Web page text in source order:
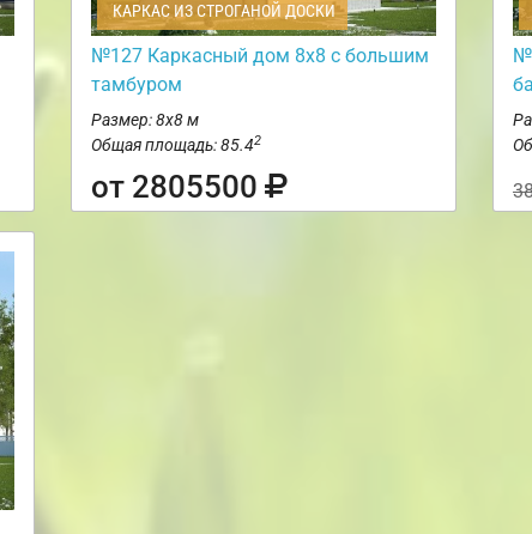
КАРКАС ИЗ СТРОГАНОЙ ДОСКИ
№127 Каркасный дом 8х8 с большим
тамбуром
Размер: 8х8 м
Общая площадь: 85.42
от 2805500